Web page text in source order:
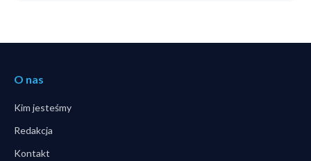
O nas
Kim jesteśmy
Redakcja
Kontakt